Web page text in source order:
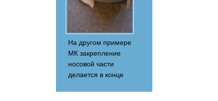
На другом примере
МК закрепление
носовой части
делается в конце